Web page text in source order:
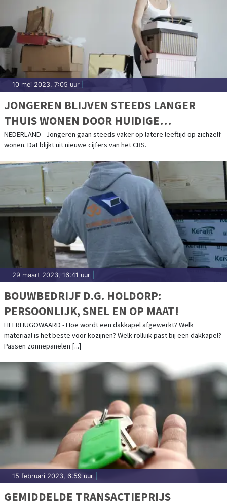
10 mei 2023, 7:05 uur
JONGEREN BLIJVEN STEEDS LANGER
THUIS WONEN DOOR HUIDIGE
HUIZENMARKT EN SCHULDENLAST
NEDERLAND - Jongeren gaan steeds vaker op latere leeftijd op zichzelf
wonen. Dat blijkt uit nieuwe cijfers van het CBS.
29 maart 2023, 16:41 uur
BOUWBEDRIJF D.G. HOLDORP:
PERSOONLIJK, SNEL EN OP MAAT!
HEERHUGOWAARD - Hoe wordt een dakkapel afgewerkt? Welk
materiaal is het beste voor kozijnen? Welk rolluik past bij een dakkapel?
Passen zonnepanelen [...]
15 februari 2023, 6:59 uur
GEMIDDELDE TRANSACTIEPRIJS